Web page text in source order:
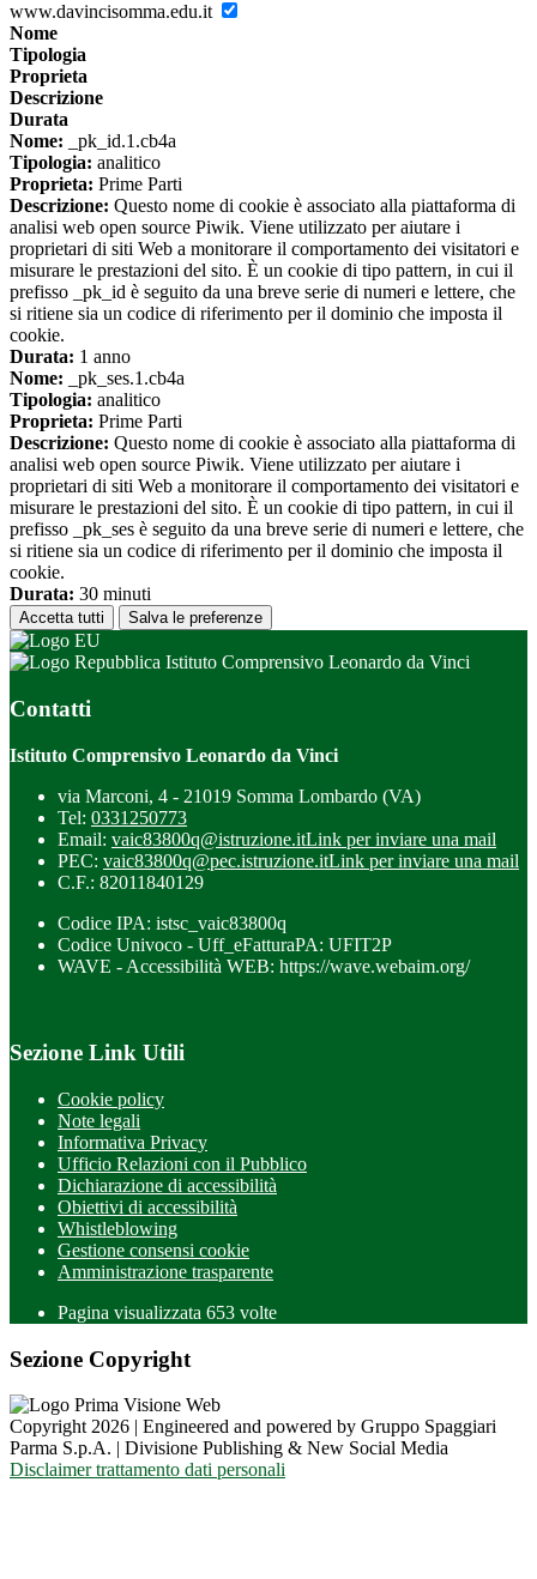
www.davincisomma.edu.it
Nome
Tipologia
Proprieta
Descrizione
Durata
Nome: _pk_id.1.cb4a
Tipologia: analitico
Proprieta: Prime Parti
Descrizione: Questo nome di cookie è associato alla piattaforma di
analisi web open source Piwik. Viene utilizzato per aiutare i
proprietari di siti Web a monitorare il comportamento dei visitatori e
misurare le prestazioni del sito. È un cookie di tipo pattern, in cui il
prefisso _pk_id è seguito da una breve serie di numeri e lettere, che
si ritiene sia un codice di riferimento per il dominio che imposta il
cookie.
Durata: 1 anno
Nome: _pk_ses.1.cb4a
Tipologia: analitico
Proprieta: Prime Parti
Descrizione: Questo nome di cookie è associato alla piattaforma di
analisi web open source Piwik. Viene utilizzato per aiutare i
proprietari di siti Web a monitorare il comportamento dei visitatori e
misurare le prestazioni del sito. È un cookie di tipo pattern, in cui il
prefisso _pk_ses è seguito da una breve serie di numeri e lettere, che
si ritiene sia un codice di riferimento per il dominio che imposta il
cookie.
Durata: 30 minuti
Accetta tutti Salva le preferenze
Istituto Comprensivo Leonardo da Vinci
Contatti
Istituto Comprensivo Leonardo da Vinci
via Marconi, 4 - 21019 Somma Lombardo (VA)
Tel: 0331250773
Email: vaic83800q@istruzione.itLink per inviare una mail
PEC: vaic83800q@pec.istruzione.itLink per inviare una mail
C.F.: 82011840129
Codice IPA: istsc_vaic83800q
Codice Univoco - Uff_eFatturaPA: UFIT2P
WAVE - Accessibilità WEB: https://wave.webaim.org/
Sezione Link Utili
Cookie policy
Note legali
Informativa Privacy
Ufficio Relazioni con il Pubblico
Dichiarazione di accessibilità
Obiettivi di accessibilità
Whistleblowing
Gestione consensi cookie
Amministrazione trasparente
Pagina visualizzata 653 volte
Sezione Copyright
Copyright 2026 | Engineered and powered by Gruppo Spaggiari
Parma S.p.A. | Divisione Publishing & New Social Media
Disclaimer trattamento dati personali